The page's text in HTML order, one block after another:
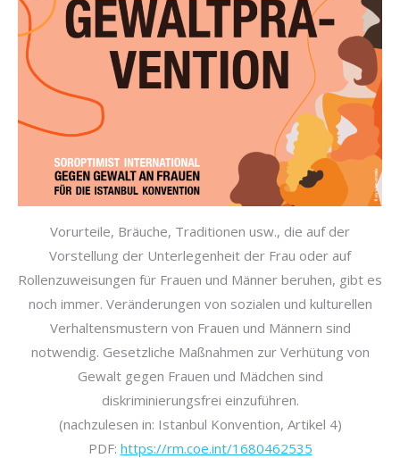
Vorurteile, Bräuche, Traditionen usw., die auf der
Vorstellung der Unterlegenheit der Frau oder auf
Rollenzuweisungen für Frauen und Männer beruhen, gibt es
noch immer. Veränderungen von sozialen und kulturellen
Verhaltensmustern von Frauen und Männern sind
notwendig. Gesetzliche Maßnahmen zur Verhütung von
Gewalt gegen Frauen und Mädchen sind
diskriminierungsfrei einzuführen.
(nachzulesen in: Istanbul Konvention, Artikel 4)
PDF: https://rm.coe.int/1680462535